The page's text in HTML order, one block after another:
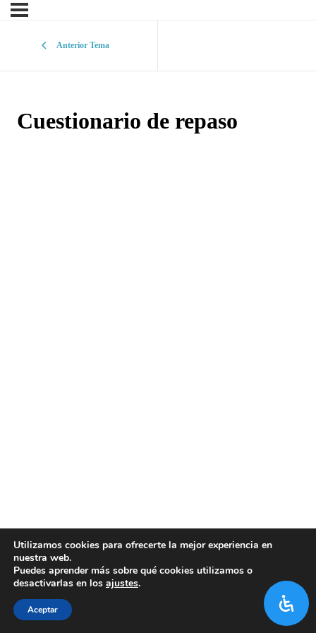
Anterior Tema
Cuestionario de repaso
Utilizamos cookies para ofrecerte la mejor experiencia en
nuestra web.
Puedes aprender más sobre qué cookies utilizamos o
desactivarlas en los ajustes.
Aceptar